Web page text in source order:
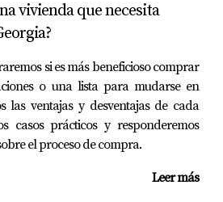
y evitar problemas en el cierre.
CASO
Pérez
mudarse a Atlanta por razones
estaban emocionados por
pero no sabían qué buscar.
vivienda que necesita
si es más beneficioso comprar
o una lista para mudarse en
las ventajas y desventajas de cada
casos prácticos y responderemos
el proceso de compra.
Leer más